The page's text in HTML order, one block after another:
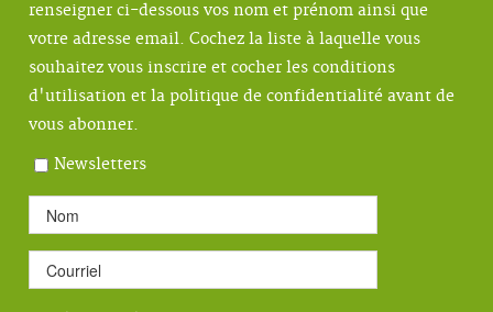
renseigner ci-dessous vos nom et prénom ainsi que
votre adresse email. Cochez la liste à laquelle vous
souhaitez vous inscrire et cocher les conditions
d'utilisation et la politique de confidentialité avant de
vous abonner.
Newsletters